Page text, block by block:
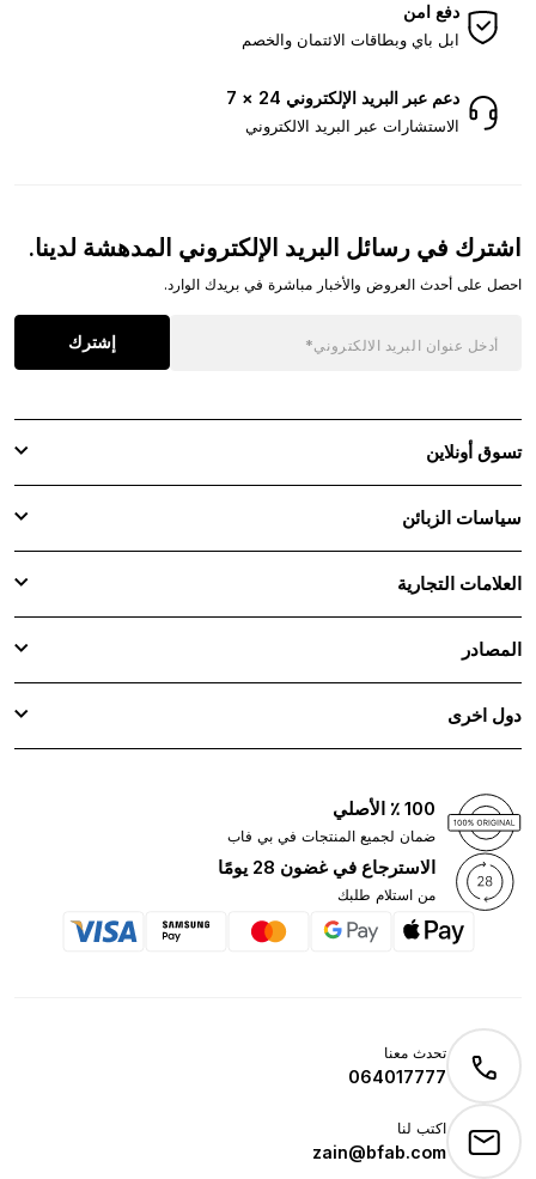
دفع امن
ابل باي وبطاقات الائتمان والخصم
دعم عبر البريد الإلكتروني 24 × 7
الاستشارات عبر البريد الالكتروني
اشترك في رسائل البريد الإلكتروني المدهشة لدينا.
احصل على أحدث العروض والأخبار مباشرة في بريدك الوارد.
إشترك
تسوق أونلاين
سياسات الزبائن
العلامات التجارية
المصادر
دول اخرى
100 ٪ الأصلي
ضمان لجميع المنتجات في بي فاب
الاسترجاع في غضون 28 يومًا
من استلام طلبك
تحدث معنا
064017777
اكتب لنا
zain@bfab.com